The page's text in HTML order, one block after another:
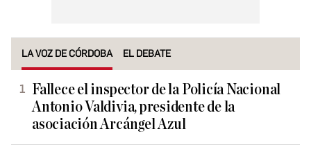
LA VOZ DE CÓRDOBA EL DEBATE
Fallece el inspector de la Policía Nacional
Antonio Valdivia, presidente de la
asociación Arcángel Azul